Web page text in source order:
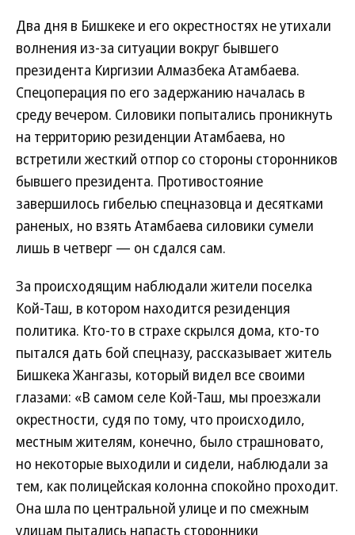
Два дня в Бишкеке и его окрестностях не утихали
волнения из-за ситуации вокруг бывшего
президента Киргизии Алмазбека Атамбаева.
Спецоперация по его задержанию началась в
среду вечером. Силовики попытались проникнуть
на территорию резиденции Атамбаева, но
встретили жесткий отпор со стороны сторонников
бывшего президента. Противостояние
завершилось гибелью спецназовца и десятками
раненых, но взять Атамбаева силовики сумели
лишь в четверг — он сдался сам.
За происходящим наблюдали жители поселка
Кой-Таш, в котором находится резиденция
политика. Кто-то в страхе скрылся дома, кто-то
пытался дать бой спецназу, рассказывает житель
Бишкека Жангазы, который видел все своими
глазами: «В самом селе Кой-Таш, мы проезжали
окрестности, судя по тому, что происходило,
местным жителям, конечно, было страшновато,
но некоторые выходили и сидели, наблюдали за
тем, как полицейская колонна спокойно проходит.
Она шла по центральной улице и по смежным
улицам пытались напасть сторонники